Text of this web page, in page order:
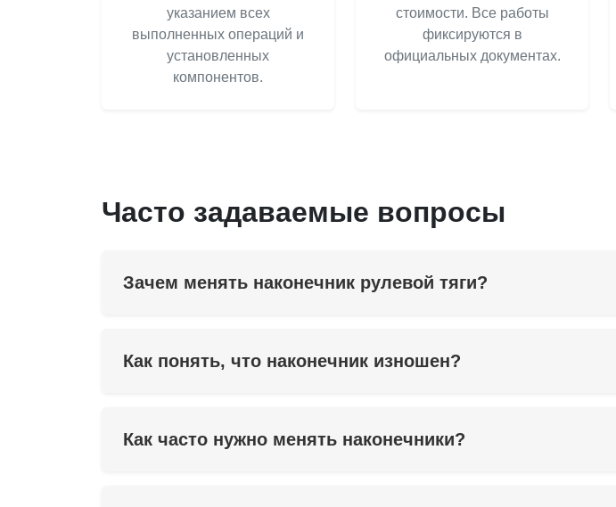
указанием всех
выполненных операций и
установленных
компонентов.
стоимости. Все работы
фиксируются в
официальных документах.
Часто задаваемые вопросы
Зачем менять наконечник рулевой тяги?
Как понять, что наконечник изношен?
Как часто нужно менять наконечники?